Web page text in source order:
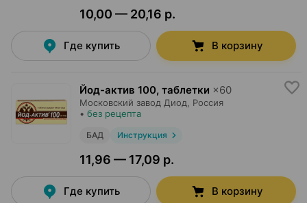
10,00 — 20,16 р.
Где купить В корзину
Йод-актив 100, таблетки ×60
Московский завод Диод , Россия
• без рецепта
БАД Инструкция
11,96 — 17,09 р.
Где купить В корзину